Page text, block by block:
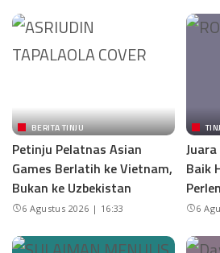
BERITA TINJU
Petinju Pelatnas Asian
Games Berlatih ke Vietnam,
Bukan ke Uzbekistan
6 Agustus 2026 | 16:33
Baik
6